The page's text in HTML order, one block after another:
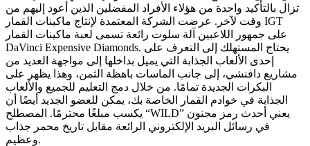
تزال بالتأكيد واحدة من هؤلاء الأفراد المفضلين الذين أعود إليهم من
وقت لآخر. عرضت الشركة المعتمدة لإنتاج ماكينات القمار IGT
على جمهور اللاعبين آلة سلوت رائعة تسمى لعبة ماكينات القمار
DaVinci Expensive Diamonds. يحتاج المستهلك إلى التعرف على
إحدى الألعاب الجذابة التي يميل بداخلها إلى مواجهة العديد من
مشاريع دافنشي، إلى جانب الماسات باهظة الثمن، وهذا يظهر على
البكرات الجديدة تمامًا. من خلال دمج التعليم للجميع والألعاب
الجذابة في خوادم القمار الخاصة بك، يمكن للعضو الجديد أيضًا أن
يكسب مبلغًا محترمًا. المصطلح “WILD” يعني أحدث رمز مجنون
في رسائل البريد الإلكتروني الرائعة مقابل تاريخ محمر جذاب
وعظيم.